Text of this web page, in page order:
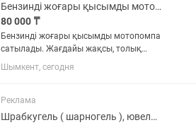
Бензинді жоғары қысымды мотопомпа 2 дюйм
80 000 ₸
Бензинді жоғары қысымды мотопомпа
сатылады. Жағдайы жақсы, толық
жұмыс істейді, пайдалануға дайын. Су
айдауға, егін суаруға және
Шымкент, сегодня
Реклама
Шрабкугель ( шарногель ), ювелирные тиски.